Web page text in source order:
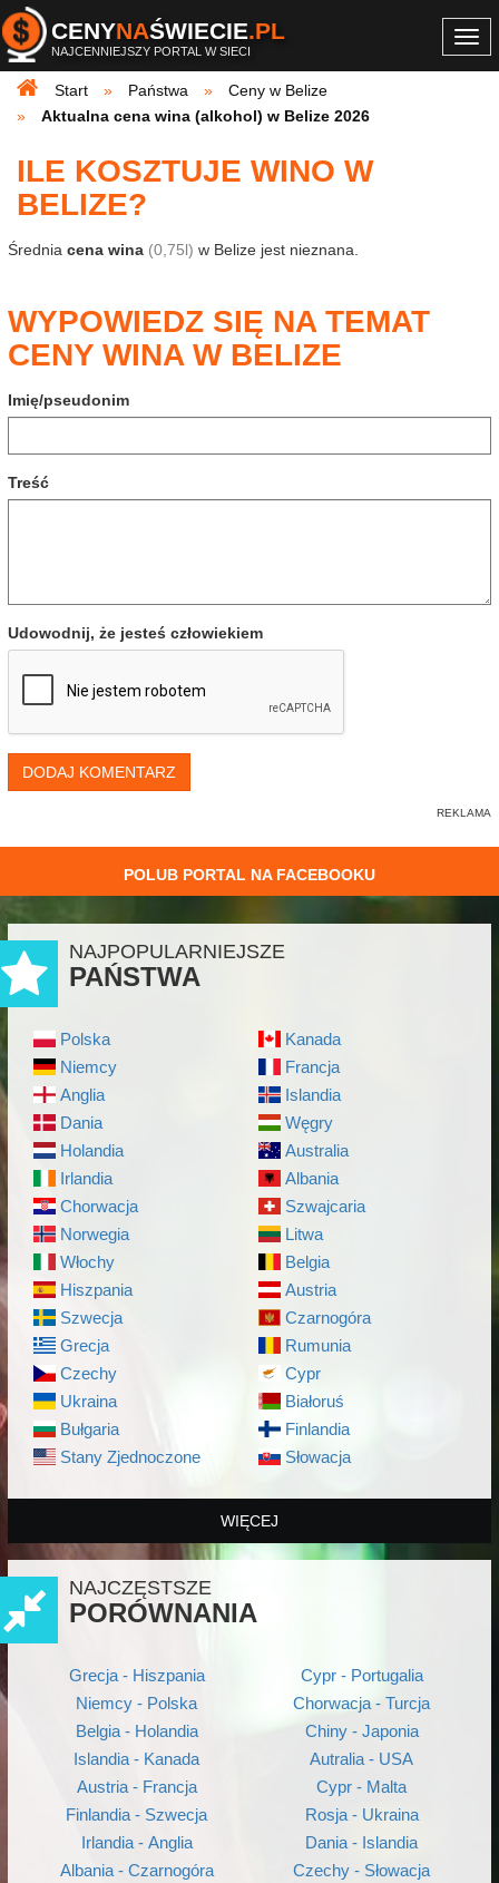
CENYNAŚWIECIE.PL
NAJCENNIEJSZY PORTAL W SIECI
Start
Państwa
Ceny w Belize
Aktualna cena wina (alkohol) w Belize 2026
ILE KOSZTUJE WINO W
BELIZE?
Średnia cena wina (0,75l) w Belize jest nieznana.
WYPOWIEDZ SIĘ NA TEMAT
CENY WINA W BELIZE
Imię/pseudonim
Treść
Udowodnij, że jesteś człowiekiem
DODAJ KOMENTARZ
POLUB PORTAL NA FACEBOOKU
NAJPOPULARNIEJSZE
PAŃSTWA
Polska
Niemcy
Anglia
Dania
Holandia
Irlandia
Chorwacja
Norwegia
Włochy
Hiszpania
Szwecja
Grecja
Czechy
Ukraina
Bułgaria
Stany Zjednoczone
Kanada
Francja
Islandia
Węgry
Australia
Albania
Szwajcaria
Litwa
Belgia
Austria
Czarnogóra
Rumunia
Cypr
Białoruś
Finlandia
Słowacja
WIĘCEJ
NAJCZĘSTSZE
PORÓWNANIA
Grecja - Hiszpania
Niemcy - Polska
Belgia - Holandia
Islandia - Kanada
Austria - Francja
Finlandia - Szwecja
Irlandia - Anglia
Albania - Czarnogóra
Cypr - Portugalia
Chorwacja - Turcja
Chiny - Japonia
Autralia - USA
Cypr - Malta
Rosja - Ukraina
Dania - Islandia
Czechy - Słowacja